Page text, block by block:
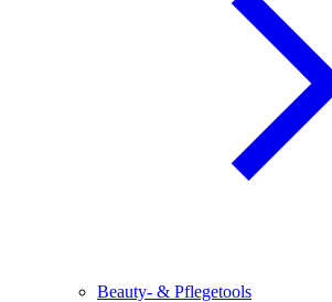
Beauty- & Pflegetools